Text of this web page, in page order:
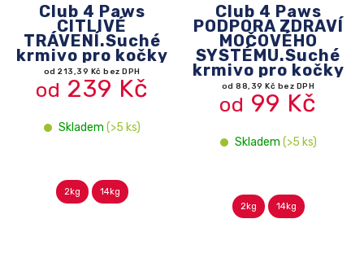
Club 4 Paws
CITLIVÉ
TRÁVENÍ.Suché
krmivo pro kočky
od 213,39 Kč bez DPH
od 239 Kč
Skladem (>5 ks)
2kg 14kg
Club 4 Paws
PODPORA ZDRAVÍ
MOČOVÉHO
SYSTÉMU.Suché
krmivo pro kočky
od 88,39 Kč bez DPH
od 99 Kč
Skladem (>5 ks)
2kg 14kg